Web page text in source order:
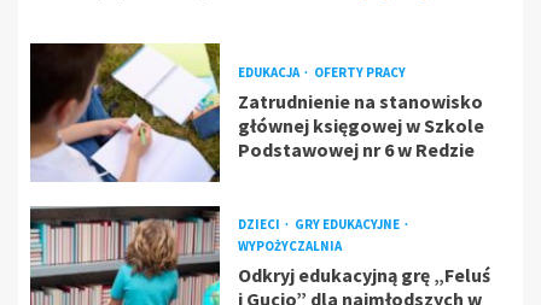
EDUKACJA OFERTY PRACY
Zatrudnienie na stanowisko
głównej księgowej w Szkole
Podstawowej nr 6 w Redzie
DZIECI
GRY EDUKACYJNE
WYPOŻYCZALNIA
Odkryj edukacyjną grę „Feluś
i Gucio” dla najmłodszych w